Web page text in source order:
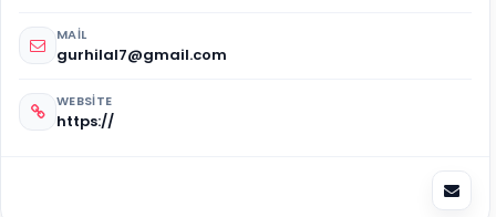
MAIL
gurhilal7@gmail.com
WEBSITE
https://